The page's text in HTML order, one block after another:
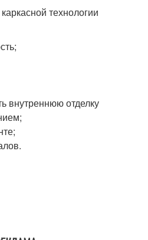
технологии
внутреннюю отделку